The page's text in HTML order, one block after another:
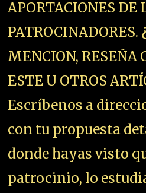
APORTACIONES DE
PATROCINADORES.
MENCION, RESEÑA
ESTE U OTROS
Escríbenos a
con tu propuesta
donde hayas visto
patrocinio, lo